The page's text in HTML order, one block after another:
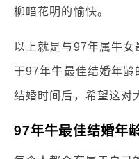
柳暗花明的愉快。
以上就是与97年属牛女
于97年牛最佳结婚年
结婚时间后，希望这对
97年牛最佳结婚年